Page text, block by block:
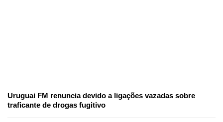
Uruguai FM renuncia devido a ligações vazadas sobre
traficante de drogas fugitivo